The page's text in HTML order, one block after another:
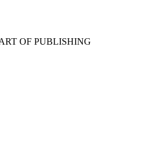
OF PUBLISHING